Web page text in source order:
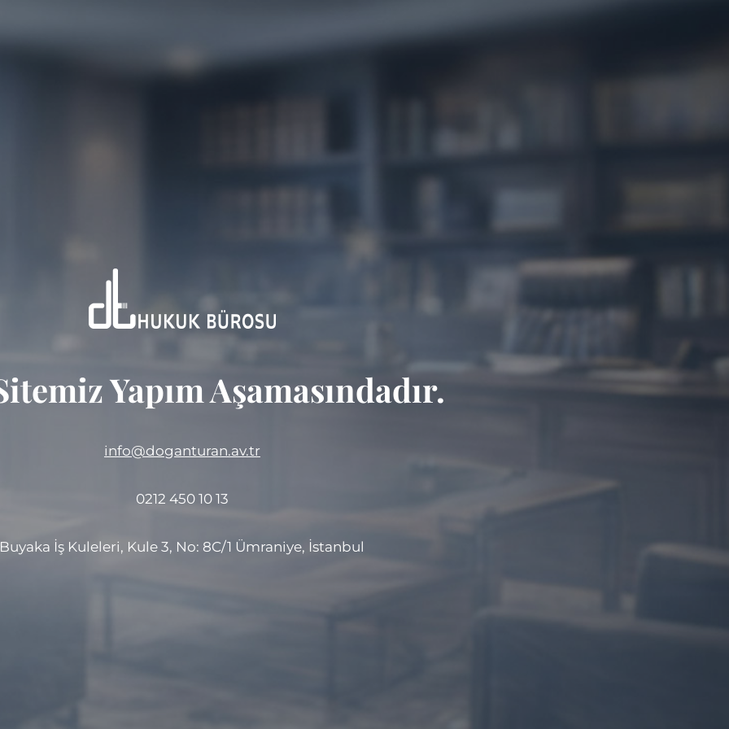
Yapım Aşamasındadır.
info@doganturan.av.tr
0212 450 10 13
Buyaka İş Kuleleri, Kule 3, No: 8C/1 Ümraniye, İstanbul